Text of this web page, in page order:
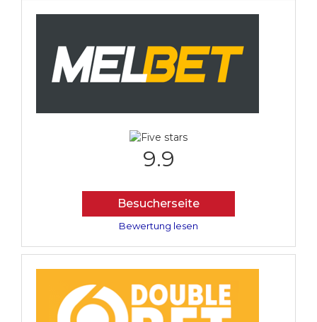
9.9
Besucherseite
Bewertung lesen